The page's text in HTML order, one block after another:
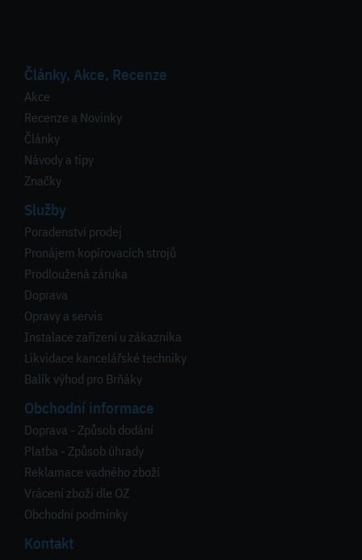
Články, Akce, Recenze
Akce
Recenze a Novinky
Články
Návody a tipy
Značky
Služby
Poradenství prodej
Pronájem kopírovacích strojů
Prodloužená záruka
Doprava
Opravy a servis
Instalace zařízení u zákazníka
Likvidace kancelářské techniky
Balík výhod pro Brňáky
Obchodní informace
Doprava - Způsob dodání
Platba - Způsob úhrady
Reklamace vadného zboží
Vrácení zboží dle OZ
Obchodní podmínky
Kontakt